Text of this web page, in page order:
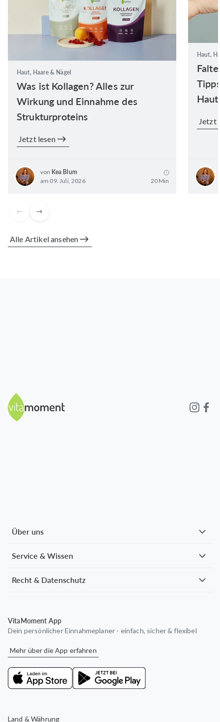
Haut, Haare & Nägel
Was ist Kollagen? Alles zur
Wirkung und Einnahme des
Strukturproteins
Jetzt lesen
von Kea Blum
am 09. Juli, 2026
20 Min
Haut,
Jetzt
Alle Artikel ansehen
Über uns
Service & Wissen
Recht & Datenschutz
VitaMoment App
Dein persönlicher Einnahmeplaner - einfach, sicher & flexibel
Mehr über die App erfahren
Land & Währung